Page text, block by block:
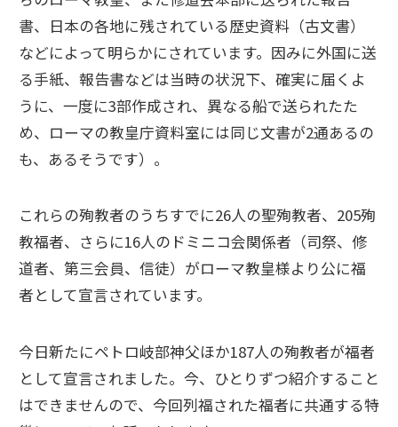
書、日本の各地に残されている歴史資料（古文書）
などによって明らかにされています。因みに外国に送
る手紙、報告書などは当時の状況下、確実に届くよ
うに、一度に3部作成され、異なる船で送られたた
め、ローマの教皇庁資料室には同じ文書が2通あるの
も、あるそうです）。
これらの殉教者のうちすでに26人の聖殉教者、205殉
教福者、さらに16人のドミニコ会関係者（司祭、修
道者、第三会員、信徒）がローマ教皇様より公に福
者として宣言されています。
今日新たにペトロ岐部神父ほか187人の殉教者が福者
として宣言されました。今、ひとりずつ紹介すること
はできませんので、今回列福された福者に共通する特